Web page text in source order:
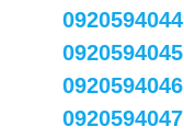
0920594044
0920594045
0920594046
0920594047